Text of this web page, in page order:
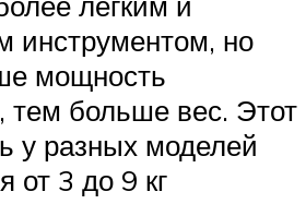
инструментом, но
мощность
тем больше вес. Этот
у разных моделей
от 3 до 9 кг